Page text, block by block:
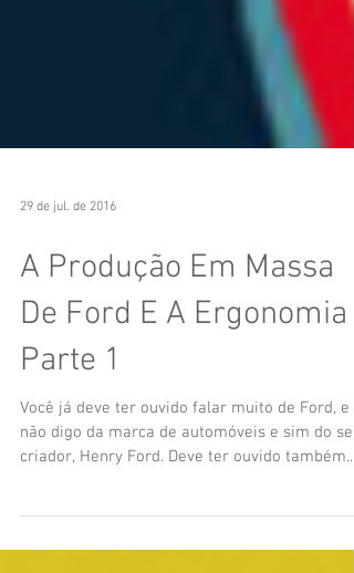
29 de jul. de 2016
A Produção Em Massa
De Ford E A Ergonomia –
Parte 1
criador, Henry Ford. Deve ter ouvido também...